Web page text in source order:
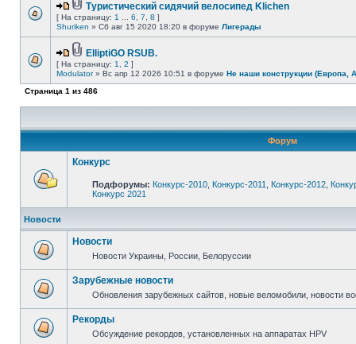
Туристический сидячий велосипед Klichen
[ На страницу: 1 6 7 8 ]
Shuriken » Сб авг 15 2020 18:20 в форуме Лигерады
ElliptiGO RSUB.
[ На страницу: 1 2 ]
Modulator» Вс апр 12 2026 10:51 в форуме Не наши конструкции (Европа,
Страница 1 из 486
Форум
Конкурс
Подфорумы: Конкурс-2010 Конкурс-2011 Конкурс-2012
Конкурс 2021
Новости
Новости
Новости Украины, России, Белоруссии
Зарубежные новости
Обновления зарубежных сайтов, новые веломобили, новости
Рекорды
Обсуждение рекордов, установленных на аппаратах HPV